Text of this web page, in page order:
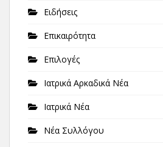
Ειδήσεις
Επικαιρότητα
Επιλογές
Ιατρικά Αρκαδικά Νέα
Ιατρικά Νέα
Νέα Συλλόγου